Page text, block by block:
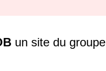
un site du groupe